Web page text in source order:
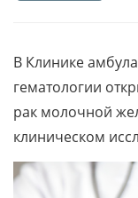
В Клинике
гематологии
рак молочной
клиническом